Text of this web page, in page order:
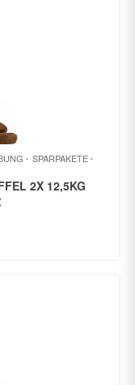
SPARPAKETE
2X 12,5KG